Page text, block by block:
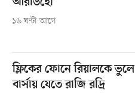
আরাউহো
১৬ ঘণ্টা আগে
ফ্লিকের ফোনে রিয়ালকে ভুলে
বার্সায় যেতে রাজি রদ্রি